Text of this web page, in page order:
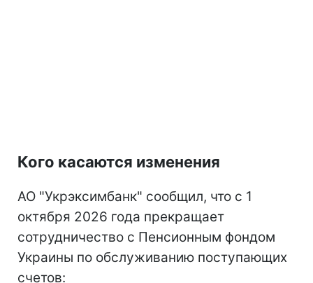
Кого касаются изменения
АО "Укрэксимбанк" сообщил, что с 1
октября 2026 года прекращает
сотрудничество с Пенсионным фондом
Украины по обслуживанию поступающих
счетов: